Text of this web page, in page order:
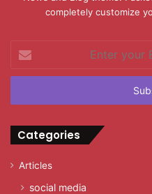
completely customize
your
Email
Categories
Articles
social media